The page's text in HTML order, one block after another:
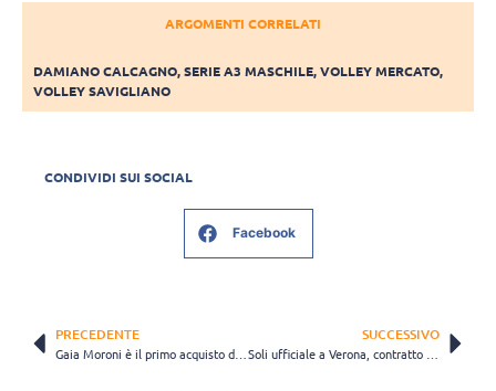
ARGOMENTI CORRELATI
DAMIANO CALCAGNO,SERIE A3 MASCHILE,VOLLEY MERCATO,
VOLLEY SAVIGLIANO
CONDIVIDI SUI SOCIAL
Facebook
PRECEDENTE SUCCESSIVO